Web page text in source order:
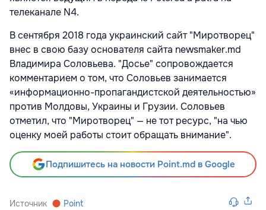
телеканале N4.
В сентября 2018 года украинский сайт "Миротворец"
внес в свою базу основателя сайта newsmaker.md
Владимира Соловьева. "Досье" сопровождается
комментарием о том, что Соловьев занимается
«информационно-пропагандистской деятельностью»
против Молдовы, Украины и Грузии. Соловьев
отметил, что "Миротворец" — не тот ресурс, "на чью
оценку моей работы стоит обращать внимание".
Подпишитесь на новости Point.md в Google
Источник Point